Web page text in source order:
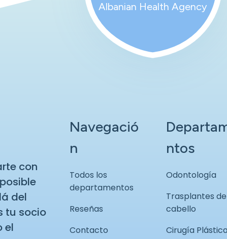
Albanian Health Agency
con
del
tu socio
el
Navegació
n
Todos los
departamentos
Reseñas
Contacto
ntos
Odontología
Trasplantes de
cabello
Cirugía Plástica